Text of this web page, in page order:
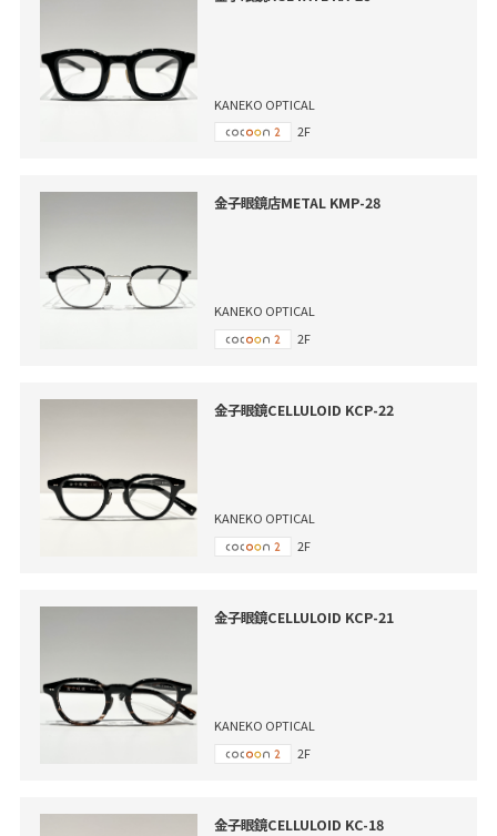
KANEKO OPTICAL
2F
金子眼鏡店METAL KMP-28
KANEKO OPTICAL
2F
金子眼鏡CELLULOID KCP-22
KANEKO OPTICAL
2F
金子眼鏡CELLULOID KCP-21
KANEKO OPTICAL
2F
金子眼鏡CELLULOID KC-18